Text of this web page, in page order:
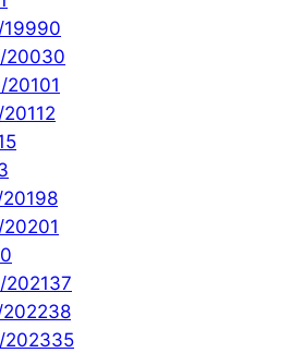
19990
20030
20101
2
8
20201
0
37
38
202335